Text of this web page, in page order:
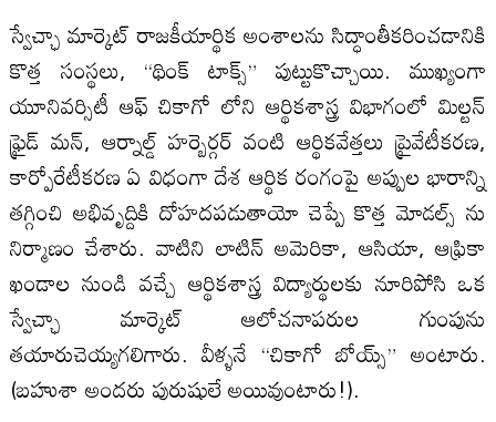
స్వేచ్ఛా మార్కెట్ రాజకీయార్థిక అంశాలను సిద్ధాంతీకరించడానికి
కొత్త సంస్థలు, “థింక్ టాక్స్” పుట్టుకొచ్చాయి. ముఖ్యంగా
యూనివర్సిటీ ఆఫ్ చికాగో లోని ఆర్థికశాస్త్ర విభాగంలో మిల్టన్
ఫ్రైడ్ మన్, ఆర్నాల్డ్ హర్బెర్గర్ వంటి ఆర్థికవేత్తలు ప్రైవేటీకరణ,
కార్పోరేటీకరణ ఏ విధంగా దేశ ఆర్థిక రంగంపై అప్పుల భారాన్ని
తగ్గించి అభివృద్దికి దోహదపడుతాయో చెప్పే కొత్త మోడల్స్ ను
నిర్మాణం చేశారు. వాటిని లాటిన్ అమెరికా, ఆసియా, ఆఫ్రికా
ఖండాల నుండి వచ్చే ఆర్థికశాస్త్ర విద్యార్థులకు నూరిపోసి ఒక
స్వేచ్ఛా మార్కెట్ ఆలోచనాపరుల గుంపును
తయారుచెయ్యగలిగారు. వీళ్ళనే “చికాగో బోయ్స్” అంటారు.
(బహుశా అందరు పురుషులే అయివుంటారు!).